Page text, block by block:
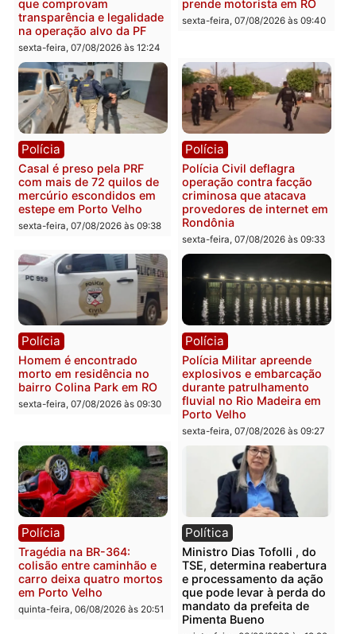
Marcos Rogério apresenta
Plano de Governo com
228 projetos, metas
públicas e
acompanhamento de
resultados
sexta-feira, 07/08/2026 às 18:49
Eleições 2026: Pastor
Evanildo pode ser o
Federal
sexta-feira, 07/08/2026 às
Polícia
apresenta documentos
que comprovam
transparência e legalidade
na operação alvo da PF
sexta-feira, 07/08/2026 às 12:24
Polícia
Polícia Federal apreende
400 quilos de drogas e
prende motorista em RO
sexta-feira, 07/08/2026 às
Casal é preso pela PRF
com mais de 72 quilos de
mercúrio escondidos em
estepe em Porto Velho
sexta-feira, 07/08/2026 às 09:38
Polícia
Polícia Civil deflagra
operação contra facção
criminosa que atacava
provedores de internet
Rondônia
sexta-feira, 07/08/2026 às